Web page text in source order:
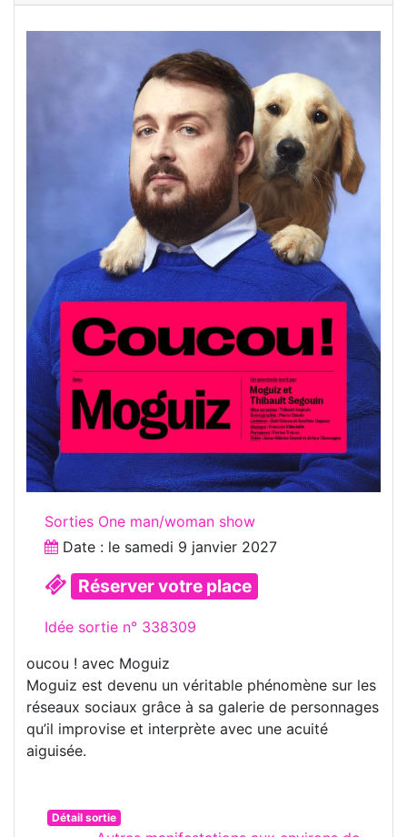
Sorties One man/woman show
Date : le samedi 9 janvier 2027
Réserver votre place
Idée sortie n° 338309
oucou ! avec Moguiz
Moguiz est devenu un véritable phénomène sur les
réseaux sociaux grâce à sa galerie de personnages
qu’il improvise et interprète avec une acuité
aiguisée.
Détail sortie